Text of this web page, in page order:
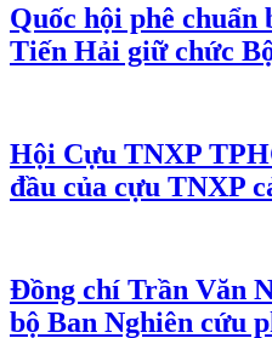
Quốc hội phê chuẩn
Tiến Hải giữ chức
Hội Cựu TNXP
đầu của cựu TNXP
Đồng chí Trần Văn
bộ Ban Nghiên cứu